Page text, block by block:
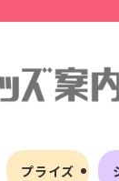
プライズ